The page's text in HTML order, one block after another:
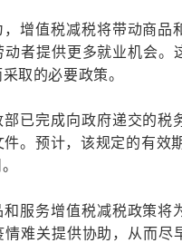
增值税减税将带动商品
者提供更多就业机会。
取的必要政策。
部已完成向政府递交的税
件。预计，该规定的有效
服务增值税减税政策将
难关提供协助，从而尽